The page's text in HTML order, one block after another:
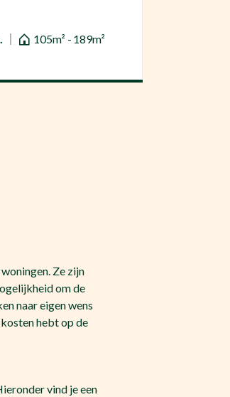
105m² - 189m²
Ze zijn
om de
naar eigen wens
hebt op de
vind je een